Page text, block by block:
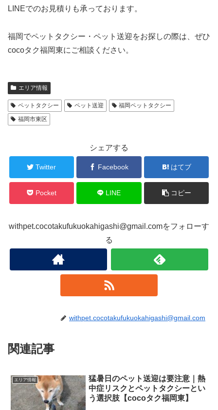
LINEでのお見積りも承っております。
福岡でペットタクシー・ペット送迎をお探しの際は、ぜひ
cocoタク福岡東にご相談ください。
エリア情報
ペットタクシー ペット送迎
福岡ペットタクシー
福岡市東区
シェアする
Twitter Facebook はてブ
Pocket LINE コピー
withpet.cocotakufukuokahigashi@gmail.comをフォローす
る
withpet.cocotakufukuokahigashi@gmail.com
関連記事
エリア情報
猛暑日のペット送迎は要注意｜熱
中症リスクとペットタクシーとい
う選択肢【cocoタク福岡東】